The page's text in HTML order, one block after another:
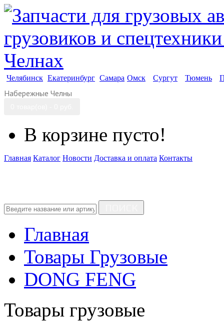
Челябинск Екатеринбург Самара Омск Сургут Тюмень
Набережные Челны
В корзине пусто!
Главная Каталог Новости Доставка и оплата Контакты
Главная
Товары Грузовые
DONG FENG
Товары грузовые